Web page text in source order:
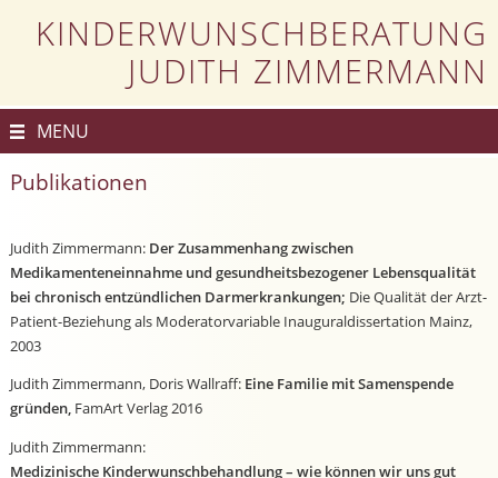
KINDERWUNSCHBERATUNG
JUDITH ZIMMERMANN
MENU
Publikationen
Judith Zimmermann: Der Zusammenhang zwischen
Medikamenteneinnahme und gesundheitsbezogener Lebensqualität
bei chronisch entzündlichen Darmerkrankungen; Die Qualität der Arzt-
Patient-Beziehung als Moderatorvariable Inauguraldissertation Mainz,
2003
Judith Zimmermann, Doris Wallraff: Eine Familie mit Samenspende
gründen,FamArt Verlag 2016
Judith Zimmermann:
Medizinische Kinderwunschbehandlung – wie können wir uns gut